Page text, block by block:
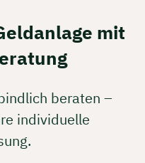
mit
beraten –
individuelle